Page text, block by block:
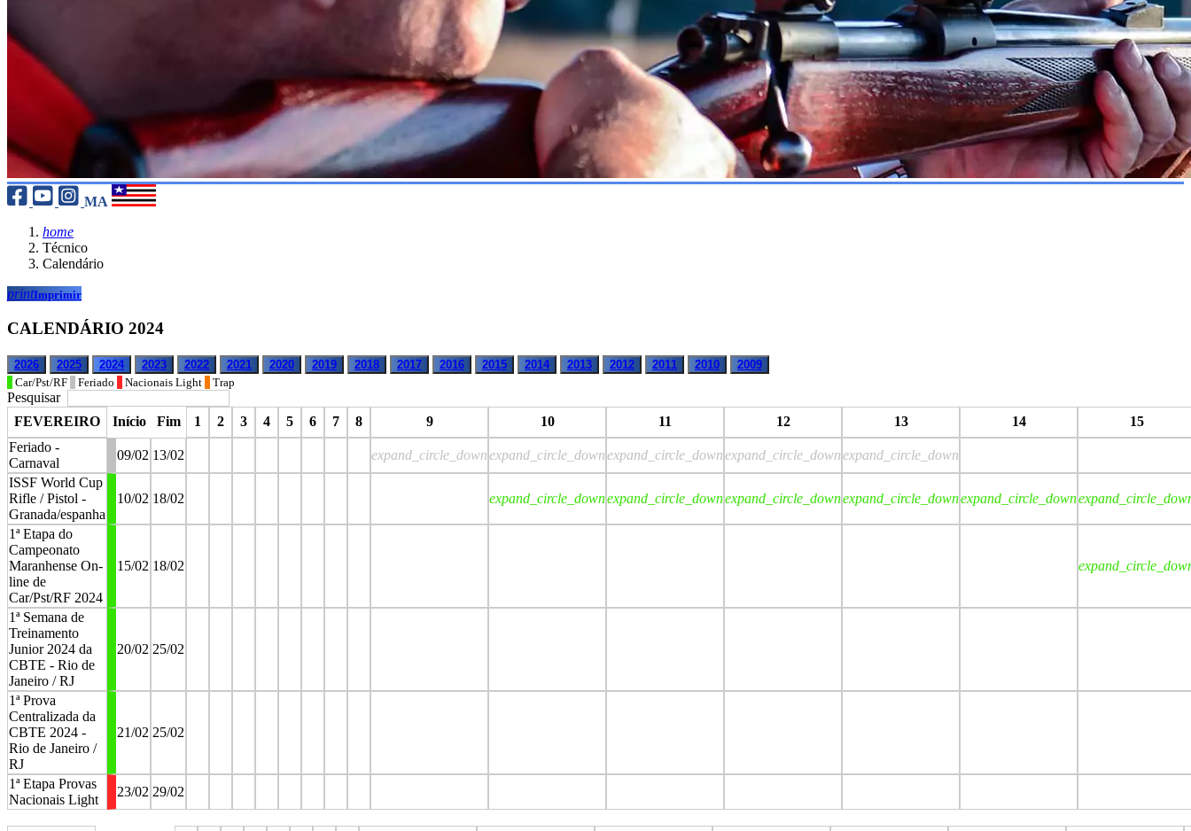
MA
home
Técnico
Calendário
printImprimir
CALENDÁRIO 2024
2026 2025 2024 2023 2022 2021 2020 2019 2018 2017 2016 2015 2014 2013 2012 2011 2010
2009
Car/Pst/RF
Feriado Nacionais Light Trap
Pesquisar
FEVEREIRO
Início Fim 1 2 3 4 5 6 7 8 9 10 11 12 13 14
15
Feriado -
Carnaval
09/02 13/02 expand_circle_downexpand_circle_downexpand_circle_downexpand_circle_downexpand_circle_down
ISSF World Cup
Rifle / Pistol -
Granada/espanha
10/02 18/02 expand_circle_downexpand_circle_downexpand_circle_downexpand_circle_downexpand_circle_down
1ª Etapa do
Campeonato
Maranhense On-
line de
Car/Pst/RF 2024
15/02 18/02
1ª Semana de
Treinamento
Junior 2024 da
CBTE - Rio de
Janeiro / RJ
20/02 25/02
1ª Prova
Centralizada da
CBTE 2024 -
Rio de Janeiro /
RJ
21/02 25/02
1ª Etapa Provas
Nacionais Light
23/02 29/02